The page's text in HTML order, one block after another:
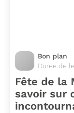
Bon plan
Durée de
Fête de la
savoir sur